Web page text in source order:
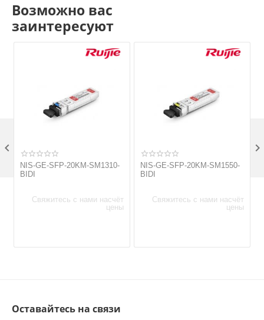
Возможно вас
заинтересуют
NIS-GE-SFP-20KM-SM1310-
BIDI
Свяжитесь с нами насчёт
цены
NIS-GE-SFP-20KM-SM1550-
BIDI
Свяжитесь с нами насчёт
цены
 
Оставайтесь на связи